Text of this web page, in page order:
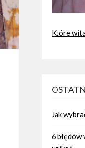
Które
Jak
6 błędów